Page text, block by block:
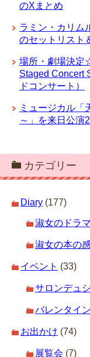
のXまとめ
ラミン・カリム
のセットリスト
場所・劇場決定
Staged Concert
ドコンサート）
ミュージカル「
～」を来日公
カテゴリー
Diary (177)
淑女のドラ
淑女の本の
イベント (33)
サロンデュ
バレンタイン
お出かけ (74)
展覧会 (7)